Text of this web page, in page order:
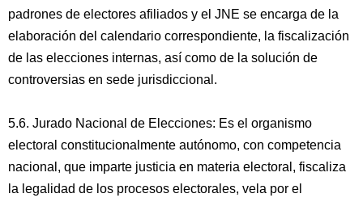
padrones de electores afiliados y el JNE se encarga de la
elaboración del calendario correspondiente, la fiscalización
de las elecciones internas, así como de la solución de
controversias en sede jurisdiccional.
5.6. Jurado Nacional de Elecciones: Es el organismo
electoral constitucionalmente autónomo, con competencia
nacional, que imparte justicia en materia electoral, fiscaliza
la legalidad de los procesos electorales, vela por el